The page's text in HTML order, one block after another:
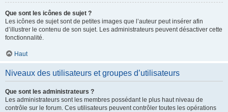
Que sont les icônes de sujet ?
Les icônes de sujet sont de petites images que l’auteur peut insérer afin
d’illustrer le contenu de son sujet. Les administrateurs peuvent désactiver cette
fonctionnalité.
Haut
Niveaux des utilisateurs et groupes d’utilisateurs
Que sont les administrateurs ?
Les administrateurs sont les membres possédant le plus haut niveau de
contrôle sur le forum. Ces utilisateurs peuvent contrôler toutes les opérations